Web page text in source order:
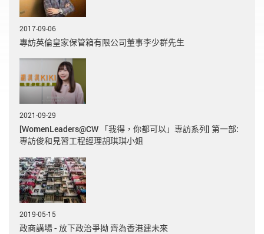
2017-09-06
專訪英倫皇家保管箱有限公司董事李少群先生
2021-09-29
[WomenLeaders@CW 「我得，你都可以」專訪系列] 第一部:
專訪俊和見習工程經理胡琪琪小姐
2019-05-15
政商講場 - 放下政治爭拗 齊為香港建未來